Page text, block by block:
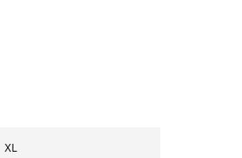
XL